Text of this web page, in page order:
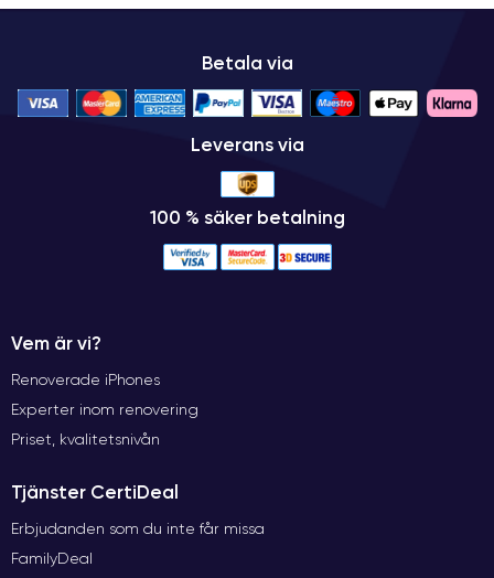
Betala via
Leverans via
100 % säker betalning
Vem är vi?
Renoverade iPhones
Experter inom renovering
Priset, kvalitetsnivån
Tjänster CertiDeal
Erbjudanden som du inte får missa
FamilyDeal